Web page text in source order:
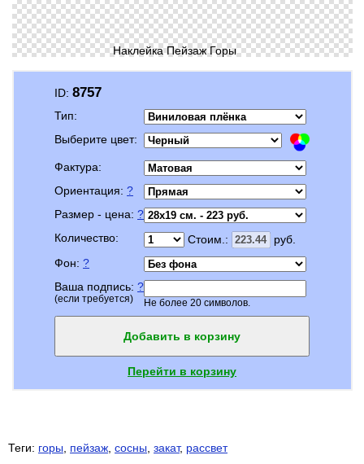
Наклейка Пейзаж Горы
ID: 8757
Тип:
Выберите цвет:
Фактура:
Ориентация: ?
Размер - цена: ?
Количество:
Стоим.:
руб.
Фон: ?
Ваша подпись: ?
(если требуется) Не более 20 символов.
Добавить в корзину
Перейти в корзину
Теги: горы пейзаж сосны закат, рассвет